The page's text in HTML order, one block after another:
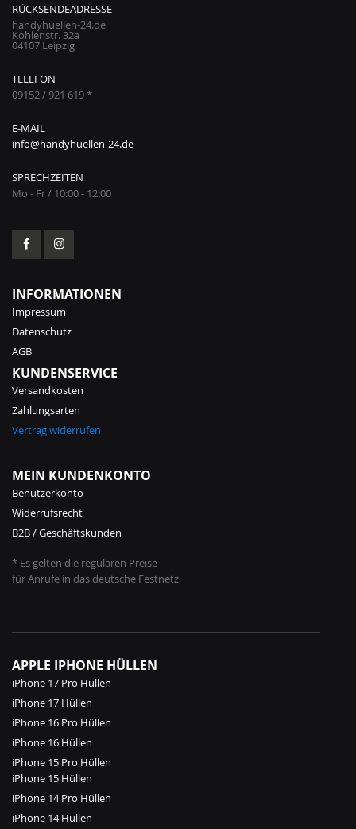
RÜCKSENDEADRESSE
handyhuellen-24.de
Kohlenstr. 32a
04107 Leipzig
TELEFON
09152 / 921 619 *
E-MAIL
info@handyhuellen-24.de
SPRECHZEITEN
Mo - Fr / 10:00 - 12:00
INFORMATIONEN
Impressum
Datenschutz
AGB
KUNDENSERVICE
Versandkosten
Zahlungsarten
Vertrag widerrufen
MEIN KUNDENKONTO
Benutzerkonto
Widerrufsrecht
B2B / Geschäftskunden
* Es gelten die regulären Preise
für Anrufe in das deutsche Festnetz
APPLE IPHONE HÜLLEN
iPhone 17 Pro Hüllen
iPhone 17 Hüllen
iPhone 16 Pro Hüllen
iPhone 16 Hüllen
iPhone 15 Pro Hüllen
iPhone 15 Hüllen
iPhone 14 Pro Hüllen
iPhone 14 Hüllen